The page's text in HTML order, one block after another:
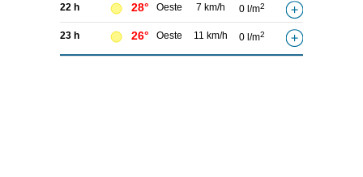
22 h 28° Oeste 7 km/h 0 l/m2
23 h 26° Oeste 11 km/h 0 l/m2